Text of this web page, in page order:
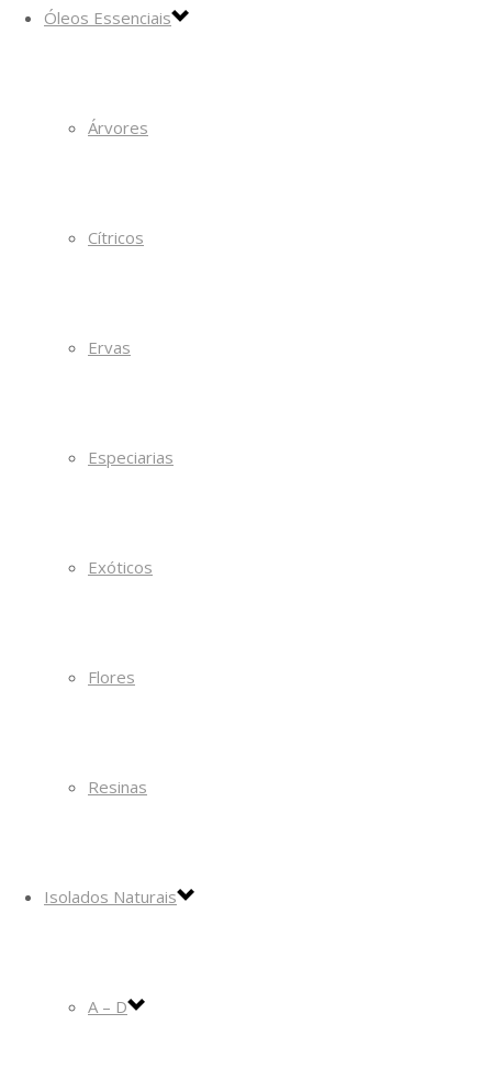
Óleos Essenciais
Árvores
Cítricos
Ervas
Especiarias
Exóticos
Flores
Resinas
Isolados Naturais
A – D